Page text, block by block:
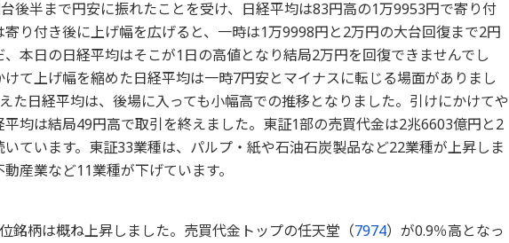
後半まで円安に振れたことを受け、日経平均は83円高の1万9953円で寄り付
り付き後に上げ幅を広げると、一時は1万9998円と2万円の大台回復まで2円
、本日の日経平均はそこが1日の高値となり結局2万円を回復できませんでし
て上げ幅を縮めた日経平均は一時7円安とマイナスに転じる場面がありまし
た日経平均は、後場に入っても小幅高での推移となりました。引けにかけてや
均は結局49円高で取引を終えました。東証1部の売買代金は2兆6603億円と2
ています。東証33業種は、パルプ・紙や石油石炭製品など22業種が上昇しま
産業など11業種が下げています。
銘柄は概ね上昇しました。売買代金トップの任天堂（7974）が0.9％高となっ